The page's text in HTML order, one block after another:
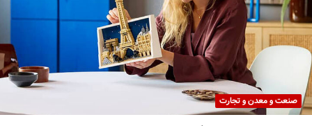
صنعت و معدن و تجارت